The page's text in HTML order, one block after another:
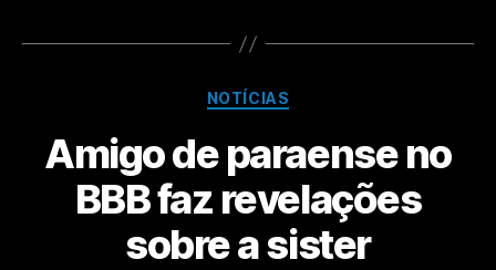
NOTÍCIAS
Amigo de paraense no
BBB faz revelações
sobre a sister